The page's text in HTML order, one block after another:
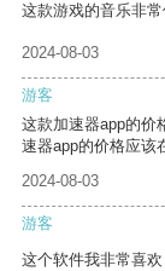
这款游戏的音乐非常
2024-08-03
游客
这款加速器app的价
速器app的价格应该
2024-08-03
游客
这个软件我非常喜欢